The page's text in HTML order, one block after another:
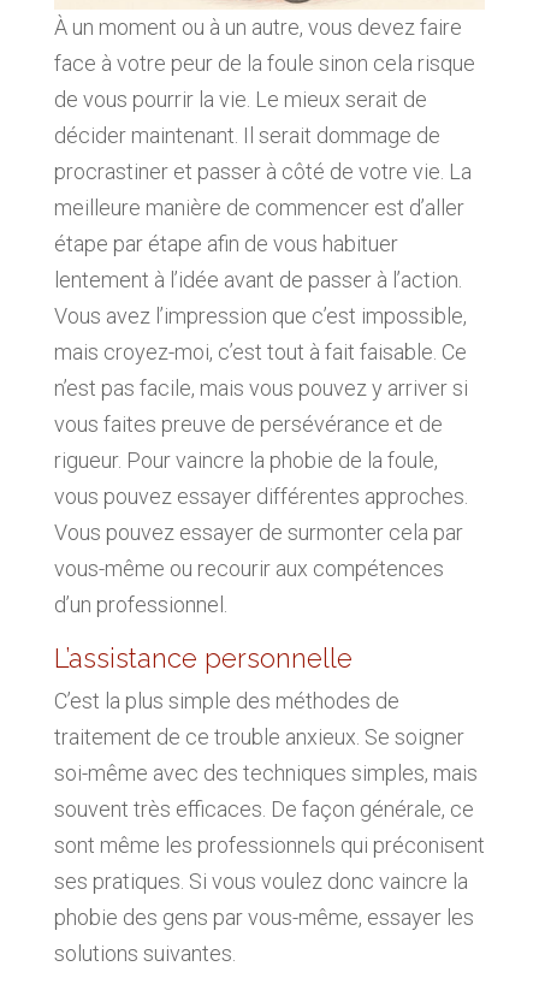
À un moment ou à un autre, vous devez faire
face à votre peur de la foule sinon cela risque
de vous pourrir la vie. Le mieux serait de
décider maintenant. Il serait dommage de
procrastiner et passer à côté de votre vie. La
meilleure manière de commencer est d’aller
étape par étape afin de vous habituer
lentement à l’idée avant de passer à l’action.
Vous avez l’impression que c’est impossible,
mais croyez-moi, c’est tout à fait faisable. Ce
n’est pas facile, mais vous pouvez y arriver si
vous faites preuve de persévérance et de
rigueur. Pour vaincre la phobie de la foule,
vous pouvez essayer différentes approches.
Vous pouvez essayer de surmonter cela par
vous-même ou recourir aux compétences
d’un professionnel.
L’assistance personnelle
C’est la plus simple des méthodes de
traitement de ce trouble anxieux. Se soigner
soi-même avec des techniques simples, mais
souvent très efficaces. De façon générale, ce
sont même les professionnels qui préconisent
ses pratiques. Si vous voulez donc vaincre la
phobie des gens par vous-même, essayer les
solutions suivantes.